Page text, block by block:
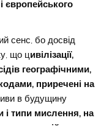
європейського
сенс, бо досвід
що цивілізації,
географічними,
приречені на
в будущину
і типи мислення, на